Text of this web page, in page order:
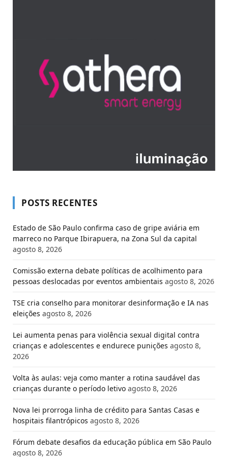
POSTS RECENTES
Estado de São Paulo confirma caso de gripe aviária em
marreco no Parque Ibirapuera, na Zona Sul da capital
agosto 8, 2026
Comissão externa debate políticas de acolhimento para
pessoas deslocadas por eventos ambientais agosto 8, 2026
TSE cria conselho para monitorar desinformação e IA nas
eleições agosto 8, 2026
Lei aumenta penas para violência sexual digital contra
crianças e adolescentes e endurece punições agosto 8,
2026
Volta às aulas: veja como manter a rotina saudável das
crianças durante o período letivo agosto 8, 2026
Nova lei prorroga linha de crédito para Santas Casas e
hospitais filantrópicos agosto 8, 2026
Fórum debate desafios da educação pública em São Paulo
agosto 8, 2026